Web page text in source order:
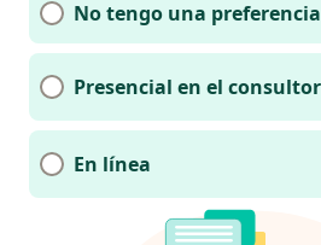
No tengo una preferencia
Presencial en el
En línea